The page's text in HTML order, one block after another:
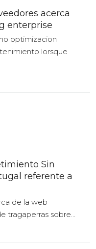
acerca
enterprise
optimizacion
lorsque
Sin
referente a
de la web
tragaperras sobre...